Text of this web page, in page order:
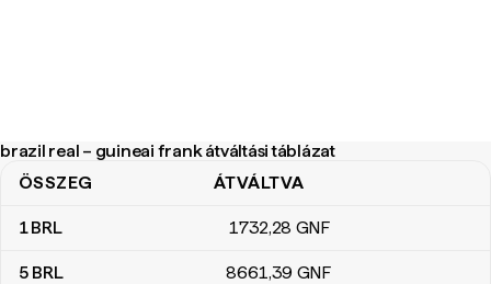
brazil real – guineai frank átváltási táblázat
brazil real – guineai frank átváltási táblázat
ÖSSZEG ÁTVÁLTVA
1BRL 1732,28 GNF
5 BRL 8661,39 GNF